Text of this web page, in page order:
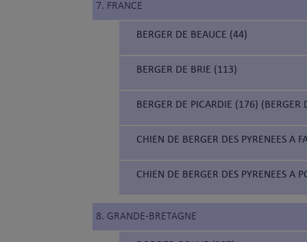
7. FRANCE
BERGER DE BEAUCE (44)
BERGER DE BRIE (113)
BERGER DE PICARDIE (176) (BERGER
CHIEN DE BERGER DES PYRENEES A
CHIEN DE BERGER DES PYRENEES A
8. GRANDE-BRETAGNE